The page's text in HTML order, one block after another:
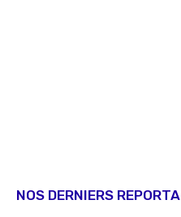
NOS DERNIERS